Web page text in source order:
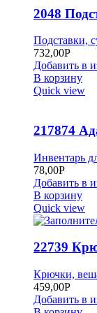
2048
Подставки,
732,00Р
Добавить в
В корзину
Quick view
217874
Инвентарь
78,00Р
Добавить в
В корзину
Quick view
22739
Крючки,
459,00Р
Добавить в